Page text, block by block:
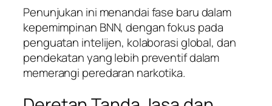
Penunjukan ini menandai fase baru dalam
kepemimpinan BNN, dengan fokus pada
penguatan intelijen, kolaborasi global, dan
pendekatan yang lebih preventif dalam
memerangi peredaran narkotika.